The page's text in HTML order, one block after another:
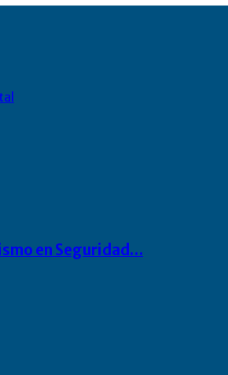
en Seguridad…